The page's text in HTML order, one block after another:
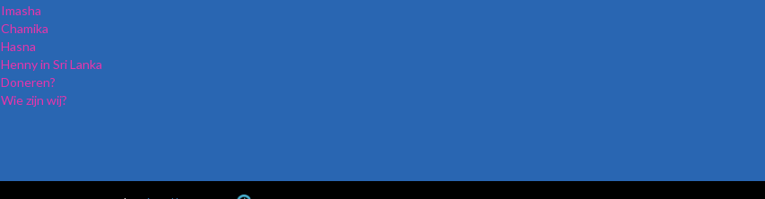
Imasha
Chamika
Hasna
Henny in Sri Lanka
Doneren?
Wie zijn wij?